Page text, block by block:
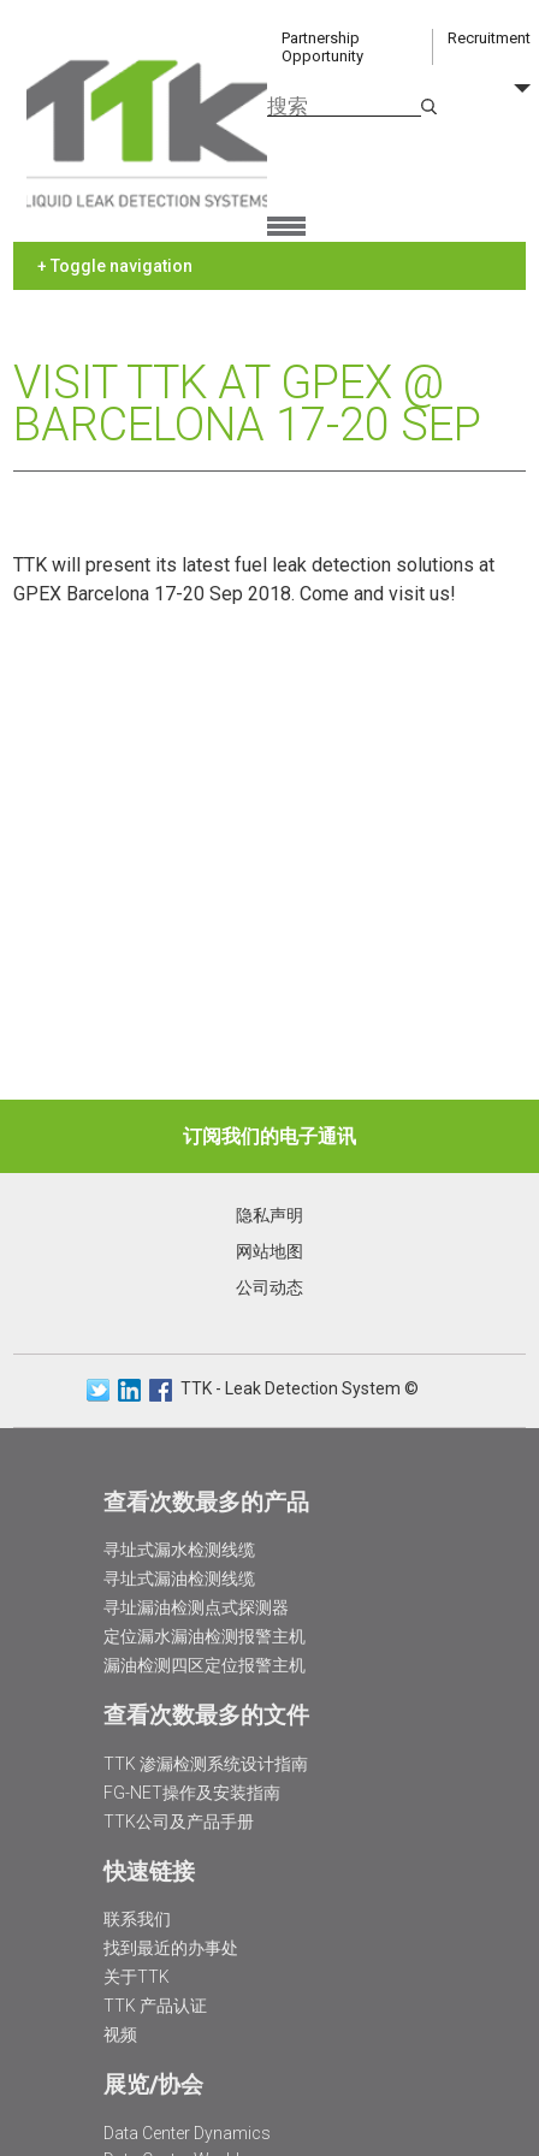
Partnership
Opportunity
Recruitment
+ Toggle navigation
VISIT TTK AT GPEX @
BARCELONA 17-20 SEP
TTK will present its latest fuel leak detection solutions at
GPEX Barcelona 17-20 Sep 2018. Come and visit us!
订阅我们的电子通讯
隐私声明
网站地图
公司动态
TTK - Leak Detection System ©
查看次数最多的产品
寻址式漏水检测线缆
寻址式漏油检测线缆
寻址漏油检测点式探测器
定位漏水漏油检测报警主机
漏油检测四区定位报警主机
查看次数最多的文件
TTK 渗漏检测系统设计指南
FG-NET操作及安装指南
TTK公司及产品手册
快速链接
联系我们
找到最近的办事处
关于TTK
TTK 产品认证
视频
展览/协会
Data Center Dynamics